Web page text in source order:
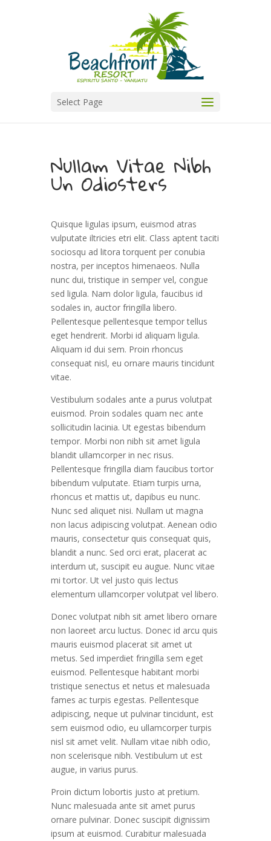
Select Page
Nullam Vitae Nibh
Un Odiosters
Quisque ligulas ipsum, euismod atras
vulputate iltricies etri elit. Class aptent taciti
sociosqu ad litora torquent per conubia
nostra, per inceptos himenaeos. Nulla
nunc dui, tristique in semper vel, congue
sed ligula. Nam dolor ligula, faucibus id
sodales in, auctor fringilla libero.
Pellentesque pellentesque tempor tellus
eget hendrerit. Morbi id aliquam ligula.
Aliquam id dui sem. Proin rhoncus
consequat nisl, eu ornare mauris tincidunt
vitae.
Vestibulum sodales ante a purus volutpat
euismod. Proin sodales quam nec ante
sollicitudin lacinia. Ut egestas bibendum
tempor. Morbi non nibh sit amet ligula
blandit ullamcorper in nec risus.
Pellentesque fringilla diam faucibus tortor
bibendum vulputate. Etiam turpis urna,
rhoncus et mattis ut, dapibus eu nunc.
Nunc sed aliquet nisi. Nullam ut magna
non lacus adipiscing volutpat. Aenean odio
mauris, consectetur quis consequat quis,
blandit a nunc. Sed orci erat, placerat ac
interdum ut, suscipit eu augue. Nunc vitae
mi tortor. Ut vel justo quis lectus
elementum ullamcorper volutpat vel libero.
Donec volutpat nibh sit amet libero ornare
non laoreet arcu luctus. Donec id arcu quis
mauris euismod placerat sit amet ut
metus. Sed imperdiet fringilla sem eget
euismod. Pellentesque habitant morbi
tristique senectus et netus et malesuada
fames ac turpis egestas. Pellentesque
adipiscing, neque ut pulvinar tincidunt, est
sem euismod odio, eu ullamcorper turpis
nisl sit amet velit. Nullam vitae nibh odio,
non scelerisque nibh. Vestibulum ut est
augue, in varius purus.
Proin dictum lobortis justo at pretium.
Nunc malesuada ante sit amet purus
ornare pulvinar. Donec suscipit dignissim
ipsum at euismod. Curabitur malesuada